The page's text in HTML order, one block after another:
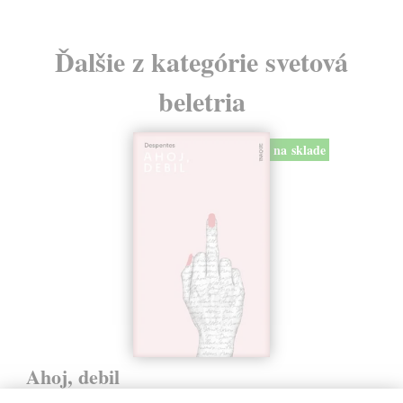
Ďalšie z kategórie svetová
beletria
na sklade
Ahoj, debil